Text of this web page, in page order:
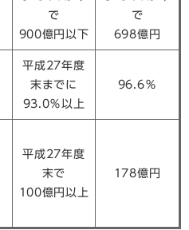
で
900億円以下
で
698億円
平成27年度
末までに
93.0％以上
96.6％
平成27年度
末で
100億円以上
178億円